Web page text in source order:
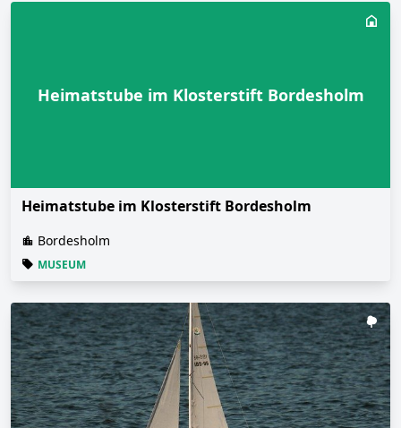
Heimatstube im Klosterstift Bordesholm
Heimatstube im Klosterstift Bordesholm
Bordesholm
MUSEUM